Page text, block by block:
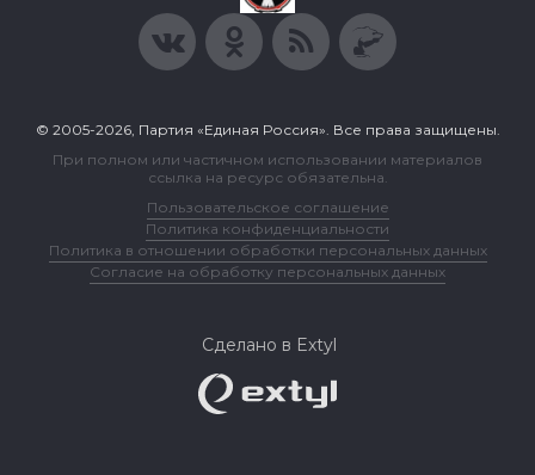
© 2005-2026, Партия «Единая Россия». Все права защищены.
При полном или частичном использовании материалов
ссылка на ресурс обязательна.
Пользовательское соглашение
Политика конфиденциальности
Политика в отношении обработки персональных данных
Согласие на обработку персональных данных
Сделано в Extyl